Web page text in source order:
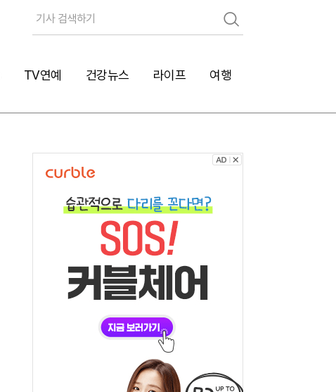
검
색
TV연예 건강뉴스 라이프 여행